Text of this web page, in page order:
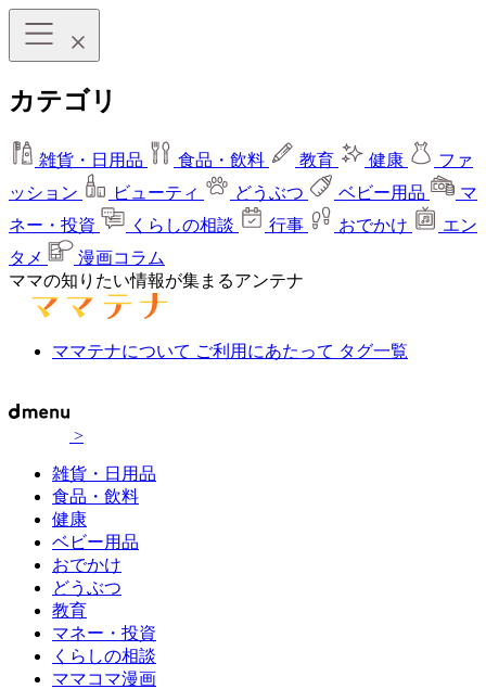
カテゴリ
雑貨・日用品 食品・飲料 教育 健康
ファ
ッション
ビューティ どうぶつ ベビー用品
マ
ネー・投資
くらしの相談 行事 おでかけ
エン
タメ
漫画コラム
ママの知りたい情報が集まるアンテナ
ママテナについて ご利用にあたって タグ一覧
>
雑貨・日用品
食品・飲料
健康
ベビー用品
おでかけ
どうぶつ
教育
マネー・投資
くらしの相談
ママコマ漫画